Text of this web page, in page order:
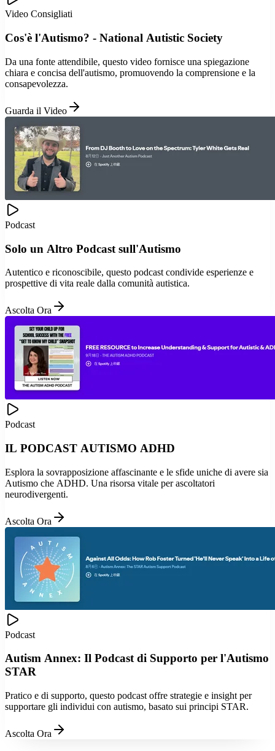
Video Consigliati
Cos'è l'Autismo? - National Autistic Society
Da una fonte attendibile, questo video fornisce una spiegazione
chiara e concisa dell'autismo, promuovendo la comprensione e la
consapevolezza.
Guarda il Video
Podcast
Solo un Altro Podcast sull'Autismo
Autentico e riconoscibile, questo podcast condivide esperienze e
prospettive di vita reale dalla comunità autistica.
Ascolta Ora
Podcast
IL PODCAST AUTISMO ADHD
Esplora la sovrapposizione affascinante e le sfide uniche di avere sia
Autismo che ADHD. Una risorsa vitale per ascoltatori
neurodivergenti.
Ascolta Ora
Podcast
Autism Annex: Il Podcast di Supporto per l'Autismo
STAR
Pratico e di supporto, questo podcast offre strategie e insight per
supportare gli individui con autismo, basato sui principi STAR.
Ascolta Ora